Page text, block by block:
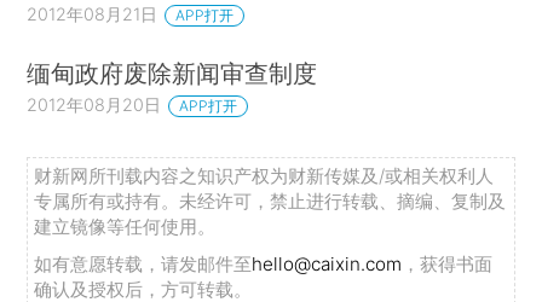
2012年08月21日 APP打开
缅甸政府废除新闻审查制度
2012年08月20日 APP打开
财新网所刊载内容之知识产权为财新传媒及/或相关权利人
专属所有或持有。未经许可，禁止进行转载、摘编、复制及
建立镜像等任何使用。
如有意愿转载，请发邮件至hello@caixin.com ，获得书面
确认及授权后，方可转载。